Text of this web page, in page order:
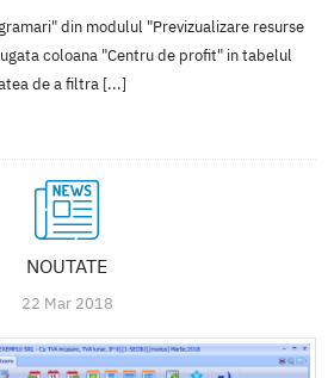
din modulul "Previzualizare resurse
coloana "Centru de profit" in tabelul
de a filtra [...]
NOUTATE
22 Mar 2018